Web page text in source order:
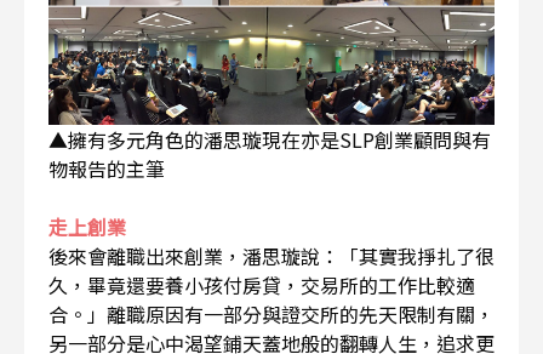
▲擁有多元角色的潘思璇現在亦是SLP創業顧問與有
物報告的主筆
走上創業
後來會離職出來創業，潘思璇說：「其實我掙扎了很
久，畢竟還要養小孩付房貸，交易所的工作比較適
合。」離職原因有一部分與證交所的先天限制有關，
另一部分是心中渴望鋪天蓋地般的翻轉人生，追求更